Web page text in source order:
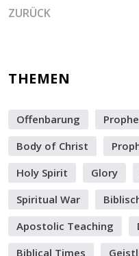
VORHERIGER BEITRAG:
ZURÜCK
THEMEN
Offenbarung
Body of Christ
Holy Spirit
Glory
Spiritual War
Apostolic Teaching
Biblical Times